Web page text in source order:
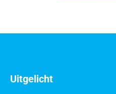
Uitgelicht